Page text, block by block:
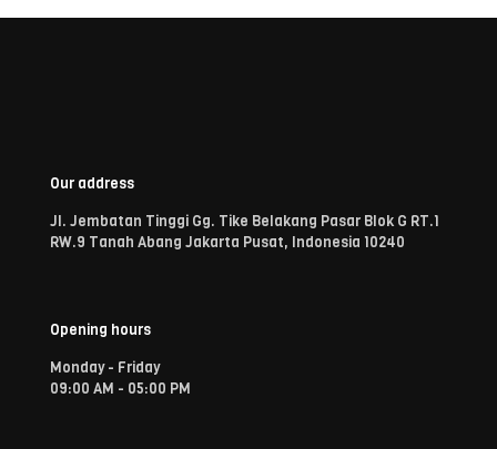
Our address
Jl. Jembatan Tinggi Gg. Tike Belakang Pasar Blok G RT.1
RW.9 Tanah Abang Jakarta Pusat, Indonesia 10240
Opening hours
Monday - Friday
09:00 AM - 05:00 PM